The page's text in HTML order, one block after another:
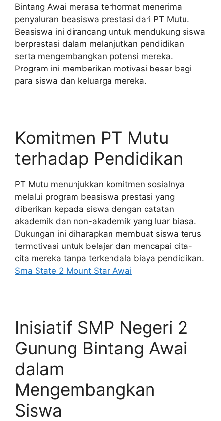
Bintang Awai merasa terhormat menerima
penyaluran beasiswa prestasi dari PT Mutu.
Beasiswa ini dirancang untuk mendukung siswa
berprestasi dalam melanjutkan pendidikan
serta mengembangkan potensi mereka.
Program ini memberikan motivasi besar bagi
para siswa dan keluarga mereka.
Komitmen PT Mutu
terhadap Pendidikan
PT Mutu menunjukkan komitmen sosialnya
melalui program beasiswa prestasi yang
diberikan kepada siswa dengan catatan
akademik dan non-akademik yang luar biasa.
Dukungan ini diharapkan membuat siswa terus
termotivasi untuk belajar dan mencapai cita-
cita mereka tanpa terkendala biaya pendidikan.
Sma State 2 Mount Star Awai
Inisiatif SMP Negeri 2
Gunung Bintang Awai
dalam
Mengembangkan
Siswa